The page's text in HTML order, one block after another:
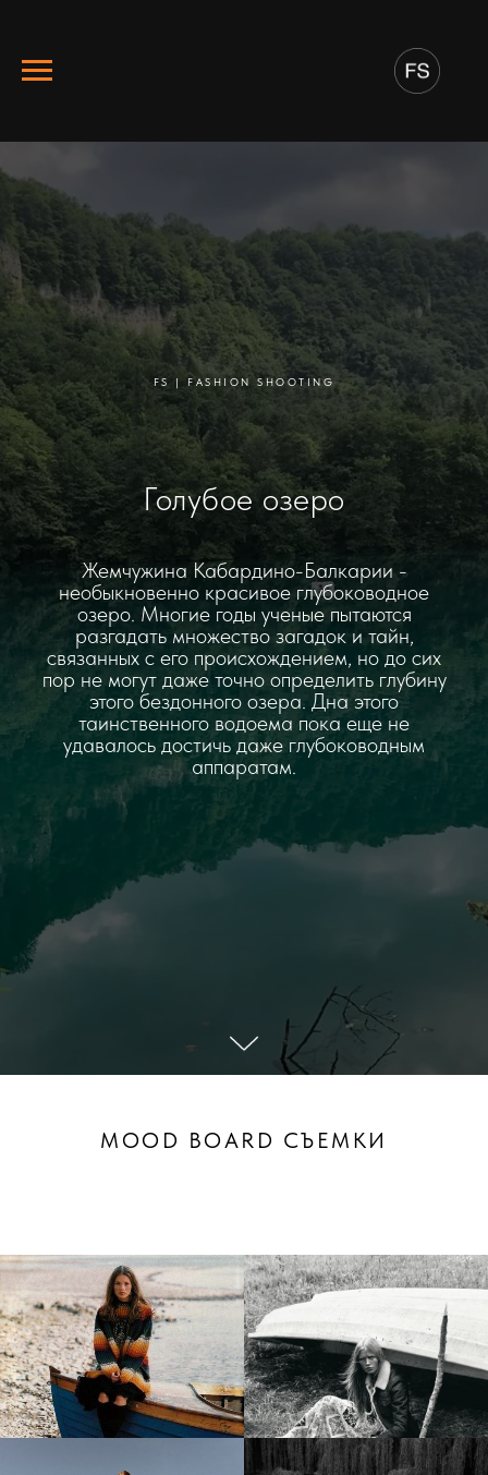
FS | FASHION SHOOTING
Голубое озеро
Жемчужина Кабардино-Балкарии -
необыкновенно красивое глубоководное
озеро. Многие годы ученые пытаются
разгадать множество загадок и тайн,
связанных с его происхождением, но до сих
пор не могут даже точно определить глубину
этого бездонного озера. Дна этого
таинственного водоема пока еще не
удавалось достичь даже глубоководным
аппаратам.
MOOD BOARD СЪЕМКИ